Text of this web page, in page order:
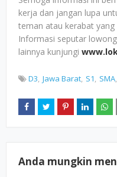
kerja dan jangan lupa
teman atau kerabat
Informasi seputar
lainnya kunjungi
D3 Jawa Barat S1 SMA
Anda mungkin